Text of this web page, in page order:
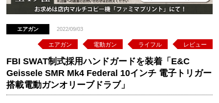
エアガン 2022/09/03
エアガン 電動ガン ライフル レビュー
FBI SWAT制式採用ハンドガードを装着「E&C
Geissele SMR Mk4 Federal 10インチ 電子トリガー
搭載電動ガンオリーブドラブ」